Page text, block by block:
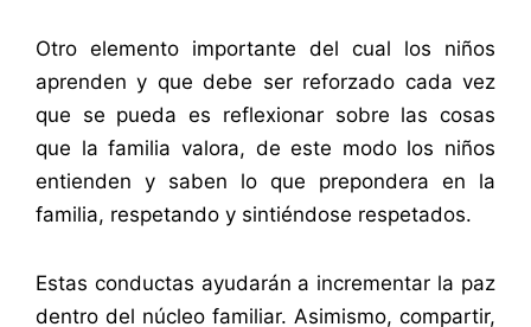
Otro elemento importante del cual los niños
aprenden y que debe ser reforzado cada vez
que se pueda es reflexionar sobre las cosas
que la familia valora, de este modo los niños
entienden y saben lo que prepondera en la
familia, respetando y sintiéndose respetados.
Estas conductas ayudarán a incrementar la paz
dentro del núcleo familiar. Asimismo, compartir,